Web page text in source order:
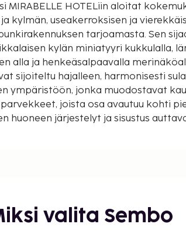
MIRABELLE HOTELiin aloitat
kylmän, useakerroksisen ja
tarjoamasta. Sen
kylän miniatyyri kukkulalla,
alla ja henkeäsalpaavalla
sijoiteltu hajalleen, harmonisesti
ympäristöön, jonka muodostavat
joista osa avautuu kohti
huoneen järjestelyt ja sisustus
valita Sembo